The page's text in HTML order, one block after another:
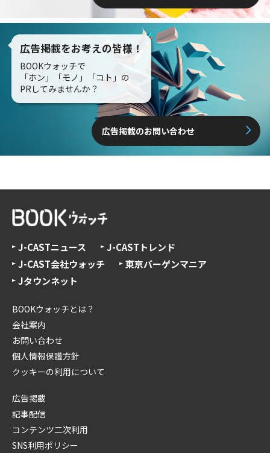
広告掲載をお考えの皆様！
BOOKウォッチで
「ホン」「モノ」「コト」の
PRしてみませんか？
広告掲載のお問い合わせ
J-CASTニュース
J-CASTトレンド
J-CAST会社ウォッチ
東京バーゲンマニア
Jタウンネット
BOOKウォッチとは？
会社案内
お問い合わせ
個人情報保護方針
クッキーの利用について
広告掲載
記事配信
コンテンツ二次利用
SNS利用ポリシー